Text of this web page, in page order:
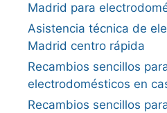
Madrid para
Asistencia técnica de
Madrid centro rápida
Recambios sencillos
electrodomésticos en
Recambios sencillos